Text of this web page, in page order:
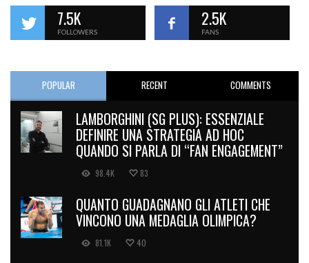
7.5K
FOLLOWERS
2.5K
FANS
POPULAR RECENT COMMENTS
LAMBORGHINI (SG PLUS): ESSENZIALE
DEFINIRE UNA STRATEGIA AD HOC
QUANDO SI PARLA DI “FAN ENGAGEMENT”
98.4K 83
QUANTO GUADAGNANO GLI ATLETI CHE
VINCONO UNA MEDAGLIA OLIMPICA?
81.1K 40